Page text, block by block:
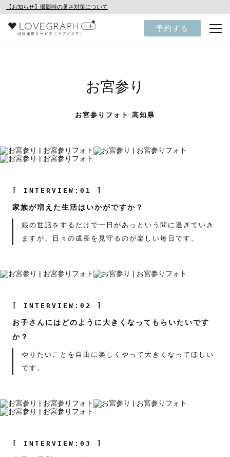
【お知らせ】撮影時の暑さ対策について
予約する
お宮参り
お宮参りフォト 高知県
[ INTERVIEW:01 ]
家族が増えた生活はいかがですか？
娘の世話をするだけで一日があっという間に過ぎていき
ますが、日々の成長を見守るのが楽しい毎日です。
[ INTERVIEW:02 ]
お子さんにはどのように大きくなってもらいたいです
か？
やりたいことを自由に楽しくやって大きくなってほしい
です。
[ INTERVIEW:03 ]